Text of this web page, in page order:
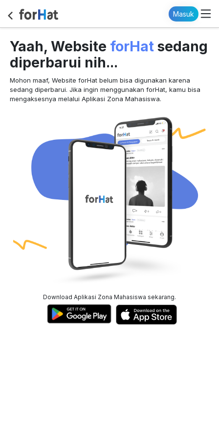
Masuk
Yaah, Website forHat sedang
diperbarui nih...
Mohon maaf, Website forHat belum bisa digunakan karena
sedang diperbarui. Jika ingin menggunakan forHat, kamu bisa
mengaksesnya melalui Aplikasi Zona Mahasiswa.
Download Aplikasi Zona Mahasiswa sekarang.